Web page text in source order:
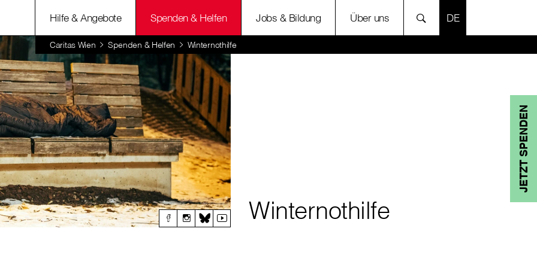
Hilfe & Angebote Spenden & Helfen Jobs & Bildung Über uns SPRACHE
Caritas Wien Spenden & Helfen Winternothilfe
JETZT SPENDEN
Winternothilfe